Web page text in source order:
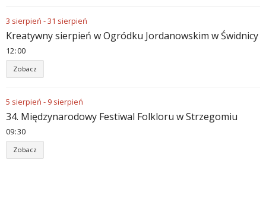
3 sierpień -31 sierpień
Kreatywny sierpień w Ogródku Jordanowskim w Świdnicy
12:00
Zobacz
5 sierpień - 9 sierpień
34. Międzynarodowy Festiwal Folkloru w Strzegomiu
09:30
Zobacz